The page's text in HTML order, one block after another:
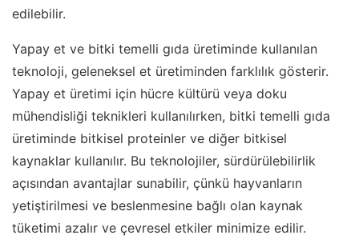
edilebilir.
Yapay et ve bitki temelli gıda üretiminde kullanılan
teknoloji, geleneksel et üretiminden farklılık gösterir.
Yapay et üretimi için hücre kültürü veya doku
mühendisliği teknikleri kullanılırken, bitki temelli gıda
üretiminde bitkisel proteinler ve diğer bitkisel
kaynaklar kullanılır. Bu teknolojiler, sürdürülebilirlik
açısından avantajlar sunabilir, çünkü hayvanların
yetiştirilmesi ve beslenmesine bağlı olan kaynak
tüketimi azalır ve çevresel etkiler minimize edilir.